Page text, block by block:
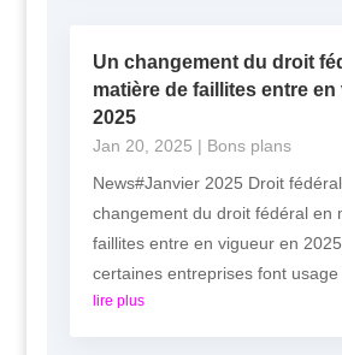
Un changement du droit
matière de faillites entre
2025
Jan 20, 2025 | Bons plans
News#Janvier 2025 Droit
changement du droit fédéral en
faillites entre en vigueur en
certaines entreprises font usage
lire plus